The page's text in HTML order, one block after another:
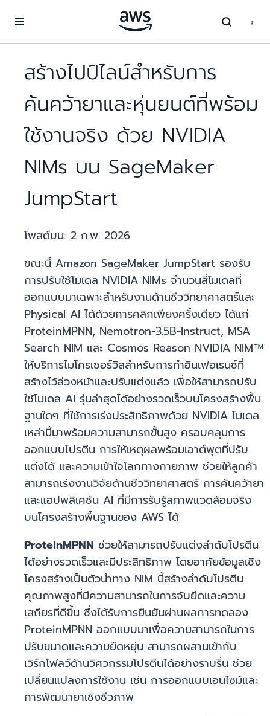
สร้างไปป์ไลน์สำหรับการ
ค้นคว้ายาและหุ่นยนต์ที่พร้อม
ใช้งานจริง ด้วย NVIDIA
NIMs บน SageMaker
JumpStart
โพสต์บน: 2 ก.พ. 2026
ขณะนี้ Amazon SageMaker JumpStart รองรับ
การปรับใช้โมเดล NVIDIA NIMs จำนวนสี่โมเดลที่
ออกแบบมาเฉพาะสำหรับงานด้านชีววิทยาศาสตร์และ
Physical AI ได้ด้วยการคลิกเพียงครั้งเดียว ได้แก่
ProteinMPNN, Nemotron-3.5B-Instruct, MSA
Search NIM และ Cosmos Reason NVIDIA NIM™
ให้บริการไมโครเซอร์วิสสำหรับการทำอินเฟอเรนซ์ที่
สร้างไว้ล่วงหน้าและปรับแต่งแล้ว เพื่อให้สามารถปรับ
ใช้โมเดล AI รุ่นล่าสุดได้อย่างรวดเร็วบนโครงสร้างพื้น
ฐานใดๆ ที่ใช้การเร่งประสิทธิภาพด้วย NVIDIA โมเดล
เหล่านี้มาพร้อมความสามารถขั้นสูง ครอบคลุมการ
ออกแบบโปรตีน การให้เหตุผลพร้อมเอาต์พุตที่ปรับ
แต่งได้ และความเข้าใจโลกทางกายภาพ ช่วยให้ลูกค้า
สามารถเร่งงานวิจัยด้านชีววิทยาศาสตร์ การค้นคว้ายา
และแอปพลิเคชัน AI ที่มีการรับรู้สภาพแวดล้อมจริง
บนโครงสร้างพื้นฐานของ AWS ได้
ProteinMPNN ช่วยให้สามารถปรับแต่งลำดับโปรตีน
ได้อย่างรวดเร็วและมีประสิทธิภาพ โดยอาศัยข้อมูลเชิง
โครงสร้างเป็นตัวนำทาง NIM นี้สร้างลำดับโปรตีน
คุณภาพสูงที่มีความสามารถในการจับยึดและความ
เสถียรที่ดีขึ้น ซึ่งได้รับการยืนยันผ่านผลการทดลอง
ProteinMPNN ออกแบบมาเพื่อความสามารถในการ
ปรับขนาดและความยืดหยุ่น สามารถผสานเข้ากับ
เวิร์กโฟลว์ด้านวิศวกรรมโปรตีนได้อย่างราบรื่น ช่วย
เปลี่ยนแปลงการใช้งาน เช่น การออกแบบเอนไซม์และ
การพัฒนายาเชิงชีวภาพ